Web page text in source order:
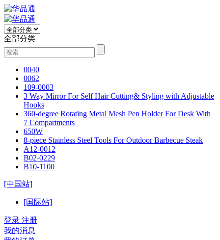
全部分类
0040
0062
109-0003
3 Way Mirror For Self Hair Cutting& Styling with Adjustable
Hooks
360-degree Rotating Metal Mesh Pen Holder For Desk With
7 Compartments
650W
8-piece Stainless Steel Tools For Outdoor Barbecue Steak
A12-0012
B02-0229
B10-1100
[中国站]
[国际站]
登录 注册
我的消息